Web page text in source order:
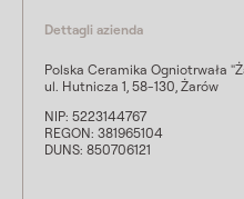
Dettagli azienda
Polska Ceramika Ogniotrwała
ul. Hutnicza 1, 58-130, Żarów
NIP: 5223144767
REGON: 381965104
DUNS: 850706121